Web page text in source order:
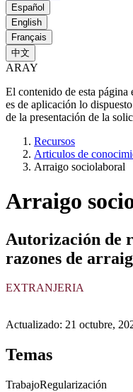
Español
English
Français
中文
ARAY
El contenido de esta página
es de aplicación lo
de la presentación de la
Recursos
Articulos de
Arraigo sociolaboral
Arraigo
Autorización de
razones de
EXTRANJERIA
Actualizado: 21 octubre,
Temas
TrabajoRegularización